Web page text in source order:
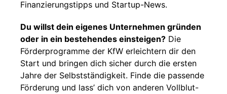
Finanzierungstipps und Startup-News.
Du willst dein eigenes Unternehmen gründen
oder in ein bestehendes einsteigen? Die
Förderprogramme der KfW erleichtern dir den
Start und bringen dich sicher durch die ersten
Jahre der Selbstständigkeit. Finde die passende
Förderung und lass’ dich von anderen Vollblut-